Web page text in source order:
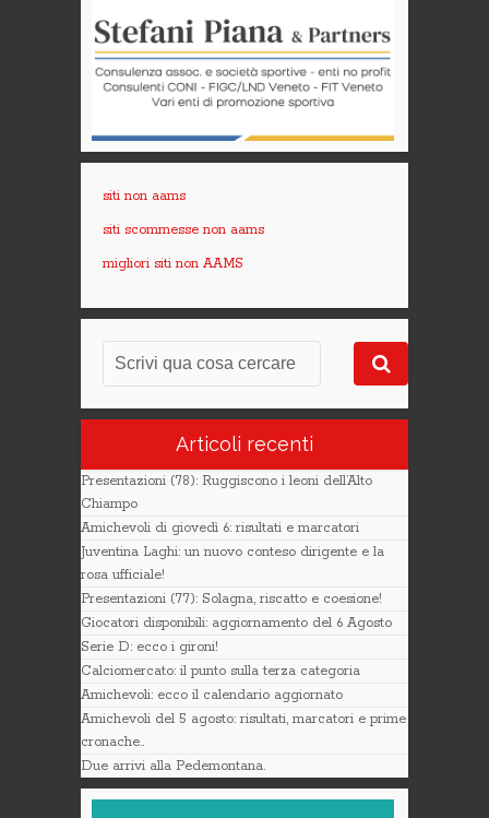
siti non aams
siti scommesse non aams
migliori siti non AAMS
Articoli recenti
Presentazioni (78): Ruggiscono i leoni dell’Alto
Chiampo
Amichevoli di giovedì 6: risultati e marcatori
Juventina Laghi: un nuovo conteso dirigente e la
rosa ufficiale!
Presentazioni (77): Solagna, riscatto e coesione!
Giocatori disponibili: aggiornamento del 6 Agosto
Serie D: ecco i gironi!
Calciomercato: il punto sulla terza categoria
Amichevoli: ecco il calendario aggiornato
Amichevoli del 5 agosto: risultati, marcatori e prime
cronache..
Due arrivi alla Pedemontana.